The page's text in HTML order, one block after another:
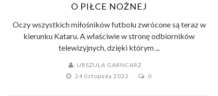
O PIŁCE NOŻNEJ
Oczy wszystkich miłośników futbolu zwrócone są teraz w
kierunku Kataru. A właściwie w stronę odbiorników
telewizyjnych, dzięki którym ...
URSZULA GARNCARZ
24 listopada 2022
0